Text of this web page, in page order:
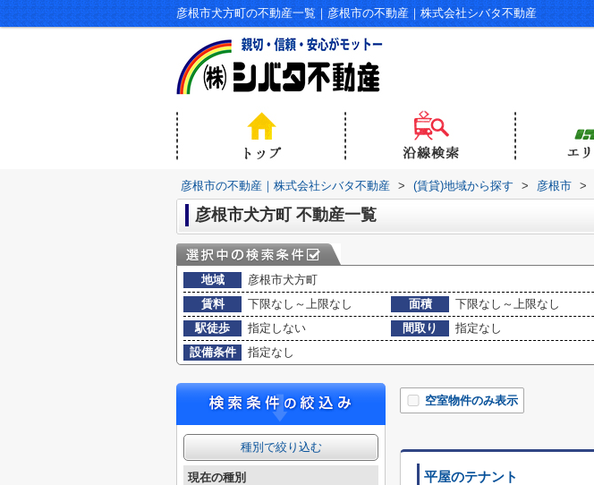
彦根市犬方町の不動産一覧｜彦根市の不動産｜株式会社シバタ不動産
彦根市の不動産｜株式会社シバタ不動産 > (賃貸)地域から探す > 彦根市 >
彦根市犬方町 不動産一覧
地域
彦根市犬方町
賃料
下限なし～上限なし 面積 下限なし～上限なし
駅徒歩
指定しない 間取り
指定なし
設備条件
指定なし
空室物件のみ表示
平屋のテナント
種別で絞り込む
現在の種別